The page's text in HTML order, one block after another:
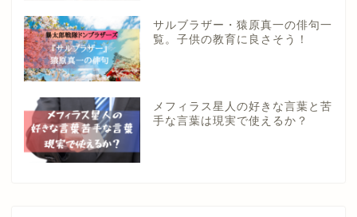
サルブラザー・猿原真一の俳句一
覧。子供の教育に良さそう！
メフィラス星人の好きな言葉と苦
手な言葉は現実で使えるか？